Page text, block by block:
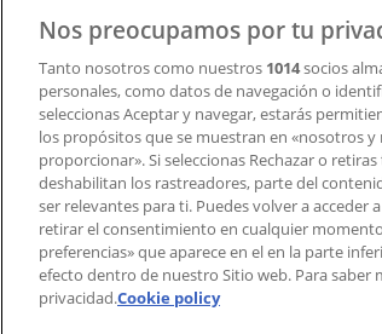
Descargar la APP Tiendeo
Copyright © Tiendeo ® 2026 · Shopfully
Términos y condicionesPolítica de
Gestionar cookies
Nos preocupamos por tu
Tanto nosotros como nuestros 1014socios
personales, como datos de navegación o
seleccionas Aceptar y navegar, estarás
los propósitos que se muestran en «nosotros
proporcionar». Si seleccionas Rechazar o
deshabilitan los rastreadores, parte del
ser relevantes para ti. Puedes volver a acceder
retirar el consentimiento en cualquier
preferencias» que aparece en el en la parte
efecto dentro de nuestro Sitio web. Para saber
privacidad.Cookie policy